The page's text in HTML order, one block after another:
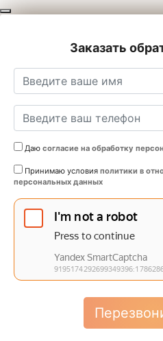
Заказать
Даю согласие на обработку
Принимаю условия политики в
персональных данных